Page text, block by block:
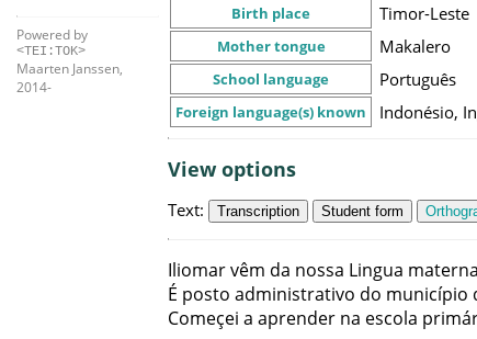
Powered by
<TEI:TOK>
Maarten Janssen,
2014-
Birth place Timor-Leste
Mother tongue Makalero
School language Português
Foreign language(s) known Indonésio,
View options
Text: Transcription Student form
Iliomarvêm da nossa Lingua materna
É posto administrativo do município
Começei a aprender na escola